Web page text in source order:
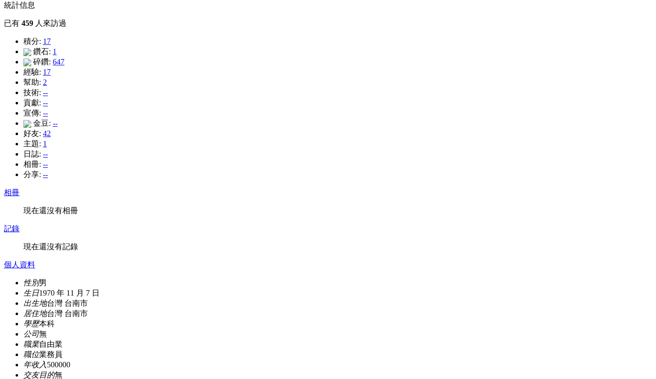
統計信息
已有 459 人來訪過
積分: 17
鑽石: 1
碎鑽: 647
經驗: 17
幫助: 2
技術: --
貢獻: --
宣傳: --
金豆: --
好友: 42
主題: 1
日誌: --
相冊: --
分享: --
相冊
現在還沒有相冊
記錄
現在還沒有記錄
個人資料
性別男
生日1970 年 11 月 7 日
出生地台灣 台南市
居住地台灣 台南市
學歷本科
公司無
職業自由業
職位業務員
年收入 500000
交友目的無